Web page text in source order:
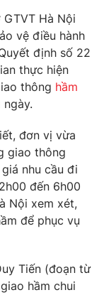
Hà Nội
vệ điều hành
định số 22
thực hiện
thông hầm
đơn vị vừa
giao thông
nhu cầu đi
đến 6h00
Nội xem xét,
để phục vụ
Tiến (đoạn từ
hầm chui